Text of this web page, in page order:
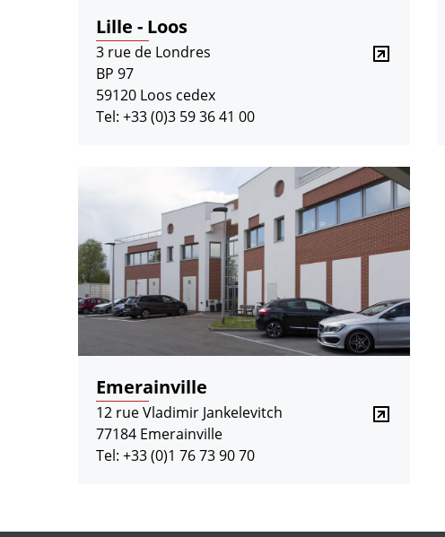
Lille - Loos
3 rue de Londres
BP 97
59120 Loos cedex
Tel: +33 (0)3 59 36 41 00
Emerainville
12 rue Vladimir Jankelevitch
77184 Emerainville
Tel: +33 (0)1 76 73 90 70